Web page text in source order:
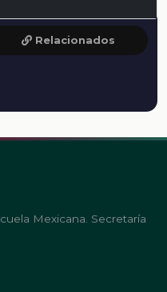
Relacionados
Mexicana. Secretaría